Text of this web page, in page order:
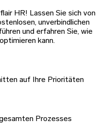
HR! Lassen Sie sich von
unverbindlichen
und erfahren Sie, wie
kann.
auf Ihre Prioritäten
Prozesses